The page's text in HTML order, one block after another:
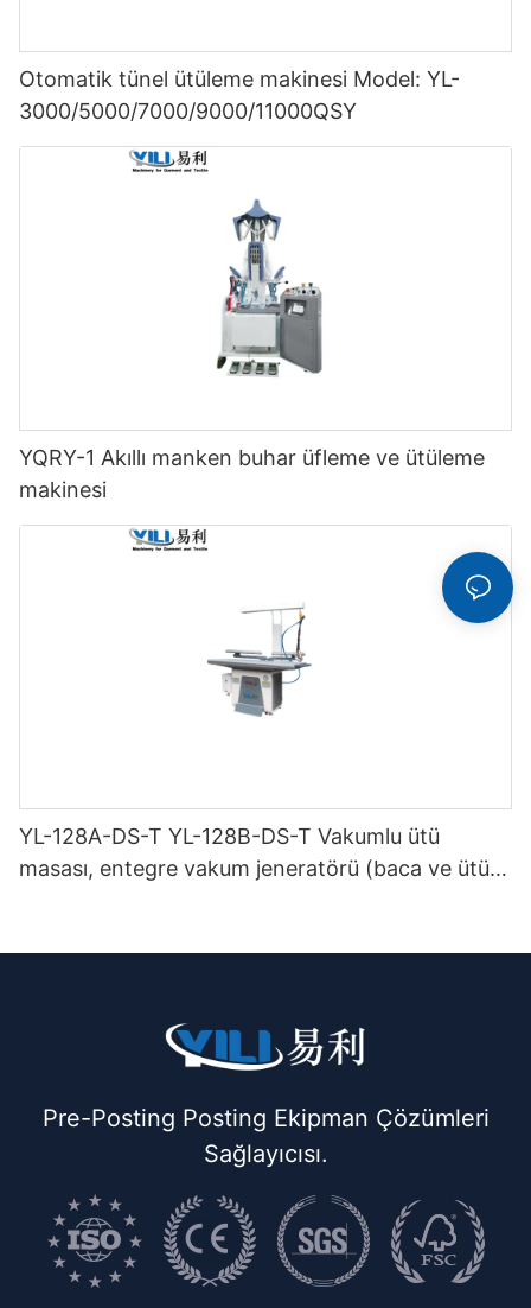
Otomatik tünel ütüleme makinesi Model: YL-
3000/5000/7000/9000/11000QSY
YQRY-1 Akıllı manken buhar üfleme ve ütüleme
makinesi
YL-128A-DS-T YL-128B-DS-T Vakumlu ütü
masası, entegre vakum jeneratörü (baca ve ütü
Pre-Posting Posting Ekipman Çözümleri
Sağlayıcısı.